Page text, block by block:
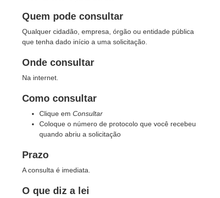
Quem pode consultar
Qualquer cidadão, empresa, órgão ou entidade pública
que tenha dado início a uma solicitação.
Onde consultar
Na internet.
Como consultar
Clique em Consultar
Coloque o número de protocolo que você recebeu
quando abriu a solicitação
Prazo
A consulta é imediata.
O que diz a lei